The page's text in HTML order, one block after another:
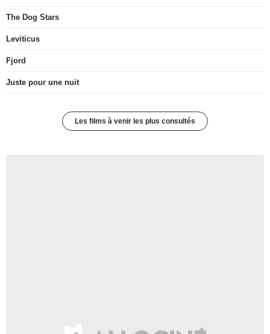
The Dog Stars
Leviticus
Fjord
Juste pour une nuit
Les films à venir les plus consultés